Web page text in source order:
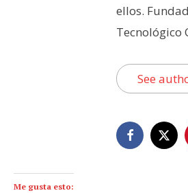
ellos.
Tecnológico
See
Me gusta esto: